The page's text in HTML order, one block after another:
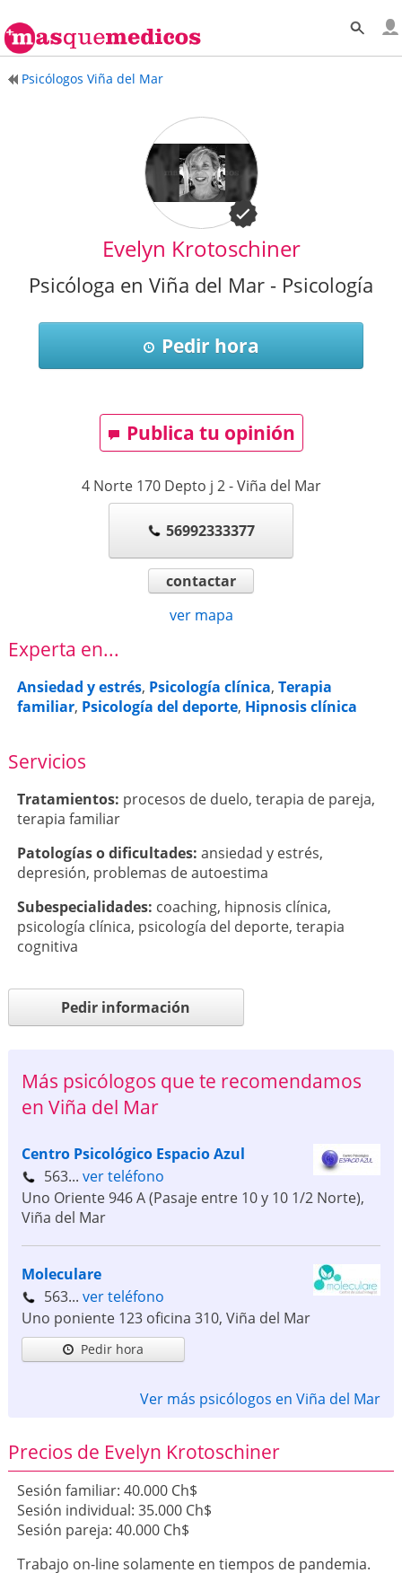
Psicólogos Viña del Mar
Evelyn Krotoschiner
Psicóloga en Viña del Mar - Psicología
Pedir hora
Publica tu opinión
4 Norte 170 Depto j 2-Viña del Mar
56992333377
contactar
ver mapa
Experta en...
Ansiedad y estrés, Psicología clínica, Terapia
familiar, Psicología del deporte, Hipnosis clínica
Servicios
Tratamientos: procesos de duelo, terapia de pareja,
terapia familiar
Patologí­as o dificultades: ansiedad y estrés,
depresión, problemas de autoestima
Subespecialidades: coaching, hipnosis clínica,
psicología clínica, psicología del deporte, terapia
cognitiva
Pedir información
Más psicólogos que te recomendamos
en Viña del Mar
Centro Psicológico Espacio Azul
563... ver teléfono
Uno Oriente 946 A (Pasaje entre 10 y 10 1/2 Norte),
Viña del Mar
Moleculare
563... ver teléfono
Uno poniente 123 oficina 310, Viña del Mar
Pedir hora
Ver más psicólogos en Viña del Mar
Precios de Evelyn Krotoschiner
Sesión familiar: 40.000 Ch$
Sesión individual: 35.000 Ch$
Sesión pareja: 40.000 Ch$
Trabajo on-line solamente en tiempos de pandemia.